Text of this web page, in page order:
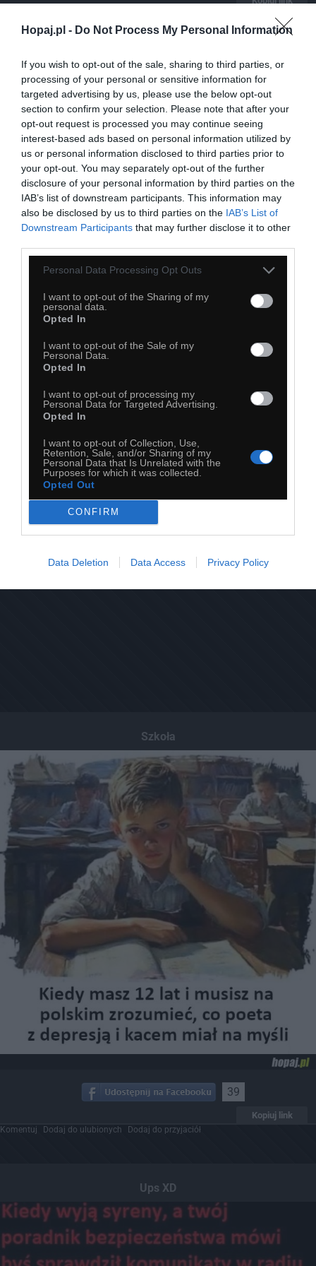
Hopaj.pl - Do Not Process My Personal Information
If you wish to opt-out of the sale, sharing to third parties, or
processing of your personal or sensitive information for
targeted advertising by us, please use the below opt-out
section to confirm your selection. Please note that after your
opt-out request is processed you may continue seeing
interest-based ads based on personal information utilized by
us or personal information disclosed to third parties prior to
your opt-out. You may separately opt-out of the further
disclosure of your personal information by third parties on the
IAB’s list of downstream participants. This information may
also be disclosed by us to third parties on the IAB’s List of
Downstream Participants that may further disclose it to other
Personal Data Processing Opt Outs
I want to opt-out of the Sharing of my
personal data.
Opted In
I want to opt-out of the Sale of my
Personal Data.
Opted In
I want to opt-out of processing my
Personal Data for Targeted Advertising.
Opted In
I want to opt-out of Collection, Use,
Retention, Sale, and/or Sharing of my
Personal Data that Is Unrelated with the
Purposes for which it was collected.
Opted Out
CONFIRM
Data Deletion Data Access Privacy Policy
Roman Tyk
Dodaj do ulubionych Dodaj do przyjaciół
Szkoła
39
Kopiuj link
Komentuj Dodaj do ulubionych Dodaj do przyjaciół
Ups XD